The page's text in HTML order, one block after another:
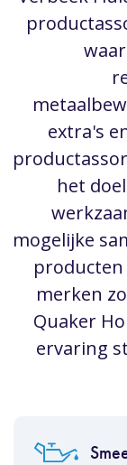
extra's
het
mogelijke
merken
Quaker
ervaring